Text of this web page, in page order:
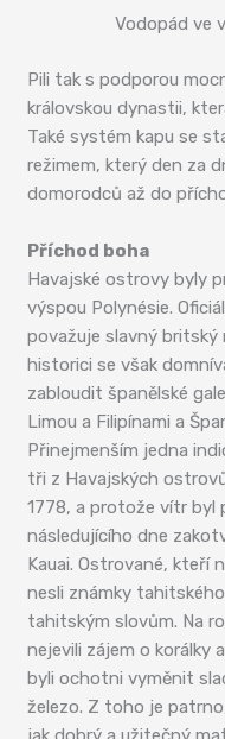
Vodopád ve
Pili tak s podporou
královskou dynastii,
Také systém kapu se
režimem, který den za
domorodců až do
Příchod boha
Havajské ostrovy byly
výspou Polynésie.
považuje slavný britský
historici se však
zabloudit španělské
Limou a Filipínami a
Přinejmenším jedna
tři z Havajských ostrovů
1778, a protože vítr byl
následujícího dne
Kauai. Ostrované, kteří
nesli známky
tahitským slovům. Na
nejevili zájem o korálky
byli ochotni vyměnit
železo. Z toho je